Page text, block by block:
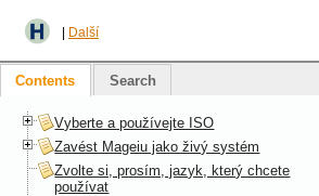
Další
Contents Search
Vyberte a používejte ISO
Zavést Mageiu jako živý systém
Zvolte si, prosím, jazyk, který chcete
používat